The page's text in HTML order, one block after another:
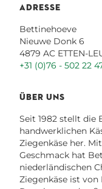
ADRESSE
Bettinehoeve
Nieuwe Donk 6
4879 AC ETTEN-
+31 (0)76 - 502 22
ÜBER UNS
Seit 1982 stellt die
handwerklichen
Ziegenkäse her.
Geschmack hat
niederländischen
Ziegenkäse ist